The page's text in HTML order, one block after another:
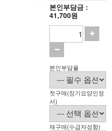
본인부담금 :
41,700원
본인부담율
첫구매(장기요양인정
서)
재구매(수급자성함)